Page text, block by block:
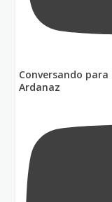
Conversando
Ardanaz